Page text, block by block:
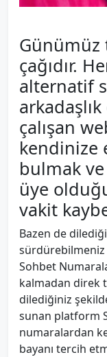
Günümüz
çağıdır.
alternatif
çalışan
kendinize
bulmak
üye
vakit
Bazen de
Sohbet
kalmadan direk
dilediğiniz
sunan platform
numaralardan
bayanı tercih